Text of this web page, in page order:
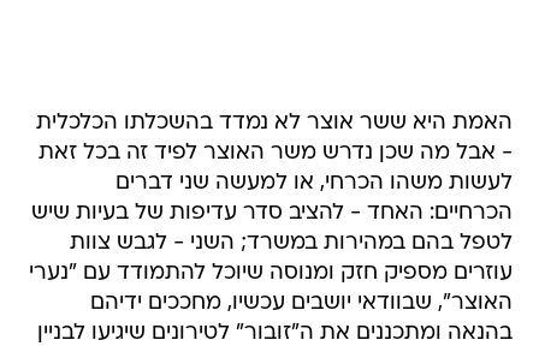
האמת היא ששר אוצר לא נמדד בהשכלתו הכלכלית
- אבל מה שכן נדרש משר האוצר לפיד זה בכל זאת
לעשות משהו הכרחי, או למעשה שני דברים
הכרחיים: האחד - להציב סדר עדיפות של בעיות שיש
לטפל בהם במהירות במשרד; השני - לגבש צוות
עוזרים מספיק חזק ומנוסה שיוכל להתמודד עם "נערי
האוצר", שבוודאי יושבים עכשיו, מחככים ידיהם
בהנאה ומתכננים את ה"זובור" לטירונים שיגיעו לבניין